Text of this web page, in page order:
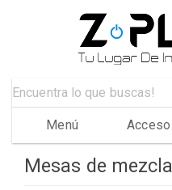
Menú Acceso
Mesas de